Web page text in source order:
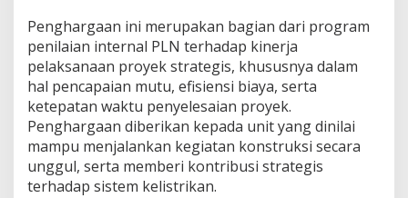
Penghargaan ini merupakan bagian dari program
penilaian internal PLN terhadap kinerja
pelaksanaan proyek strategis, khususnya dalam
hal pencapaian mutu, efisiensi biaya, serta
ketepatan waktu penyelesaian proyek.
Penghargaan diberikan kepada unit yang dinilai
mampu menjalankan kegiatan konstruksi secara
unggul, serta memberi kontribusi strategis
terhadap sistem kelistrikan.